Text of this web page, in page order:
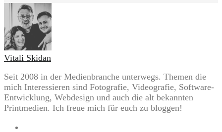
Vitali Skidan
Seit 2008 in der Medienbranche unterwegs. Themen die
mich Interessieren sind Fotografie, Videografie, Software-
Entwicklung, Webdesign und auch die alt bekannten
Printmedien. Ich freue mich für euch zu bloggen!